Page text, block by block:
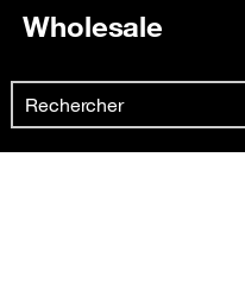
Wholesale
Already customer ?
Search